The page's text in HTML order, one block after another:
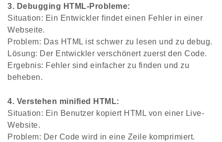
3. Debugging HTML-Probleme:
Situation: Ein Entwickler findet einen Fehler in einer
Webseite.
Problem: Das HTML ist schwer zu lesen und zu debug.
Lösung: Der Entwickler verschönert zuerst den Code.
Ergebnis: Fehler sind einfacher zu finden und zu
beheben.
4. Verstehen minified HTML:
Situation: Ein Benutzer kopiert HTML von einer Live-
Website.
Problem: Der Code wird in eine Zeile komprimiert.